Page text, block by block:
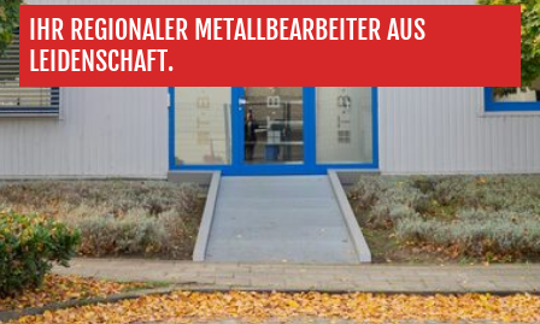
IHR REGIONALER METALLBEARBEITER AUS
LEIDENSCHAFT.